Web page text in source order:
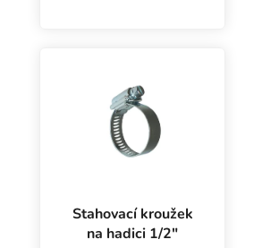
Stahovací kroužek
na hadici 1/2″